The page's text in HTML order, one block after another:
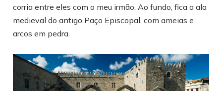
corria entre eles com o meu irmão. Ao fundo, fica a ala
medieval do antigo Paço Episcopal, com ameias e
arcos em pedra.